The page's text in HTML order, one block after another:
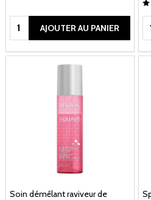
Quantité:AJOUTER AU PANIER
Soin démêlant raviveur de